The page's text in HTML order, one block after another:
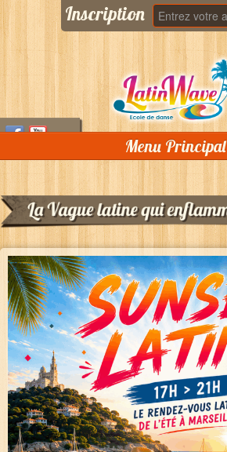
Inscription
Menu Principal
Accueil
Qui sommes nous ?
Cours
Stages
Soirées
DJ Lolo « Bachatero »
Galerie
Contact